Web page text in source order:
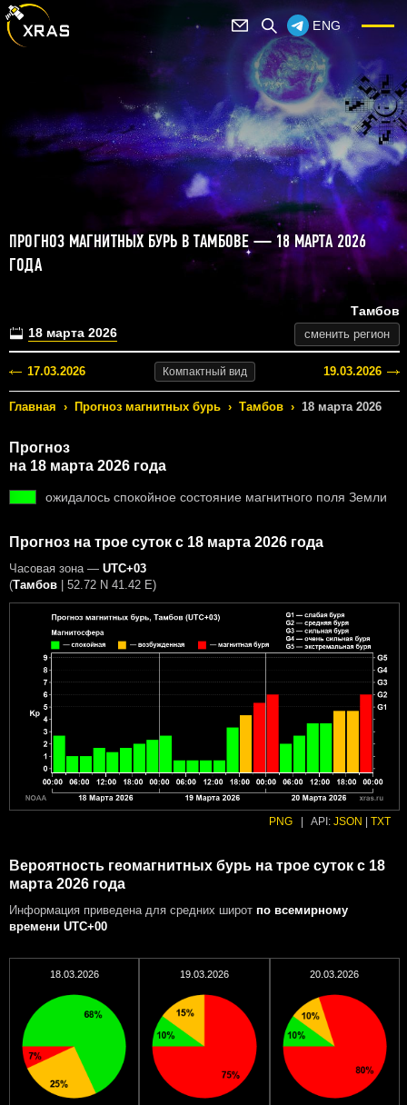
ENG
ПРОГНОЗ МАГНИТНЫХ БУРЬ В ТАМБОВЕ — 18 МАРТА 2026
ГОДА
18 марта 2026
Тамбов
сменить регион
17.03.2026 Компактный вид 19.03.2026
Главная › Прогноз магнитных бурь › Тамбов › 18 марта 2026
Прогноз
на 18 марта 2026 года
ожидалось спокойное состояние магнитного поля Земли
Прогноз на трое суток с 18 марта 2026 года
Часовая зона — UTC+03
(Тамбов | 52.72 N 41.42 E)
PNG API: JSON TXT
Вероятность геомагнитных бурь на трое суток с 18
марта 2026 года
Информация приведена для средних широт по всемирному
времени UTC+00
18.03.2026 19.03.2026 20.03.2026